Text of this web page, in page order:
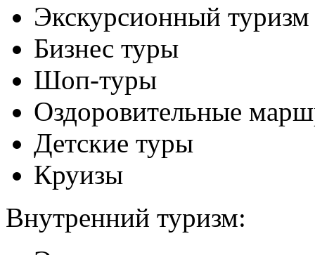
Экскурсионный туризм
Бизнес туры
Шоп-туры
Оздоровительные
Детские туры
Круизы
Внутренний туризм: